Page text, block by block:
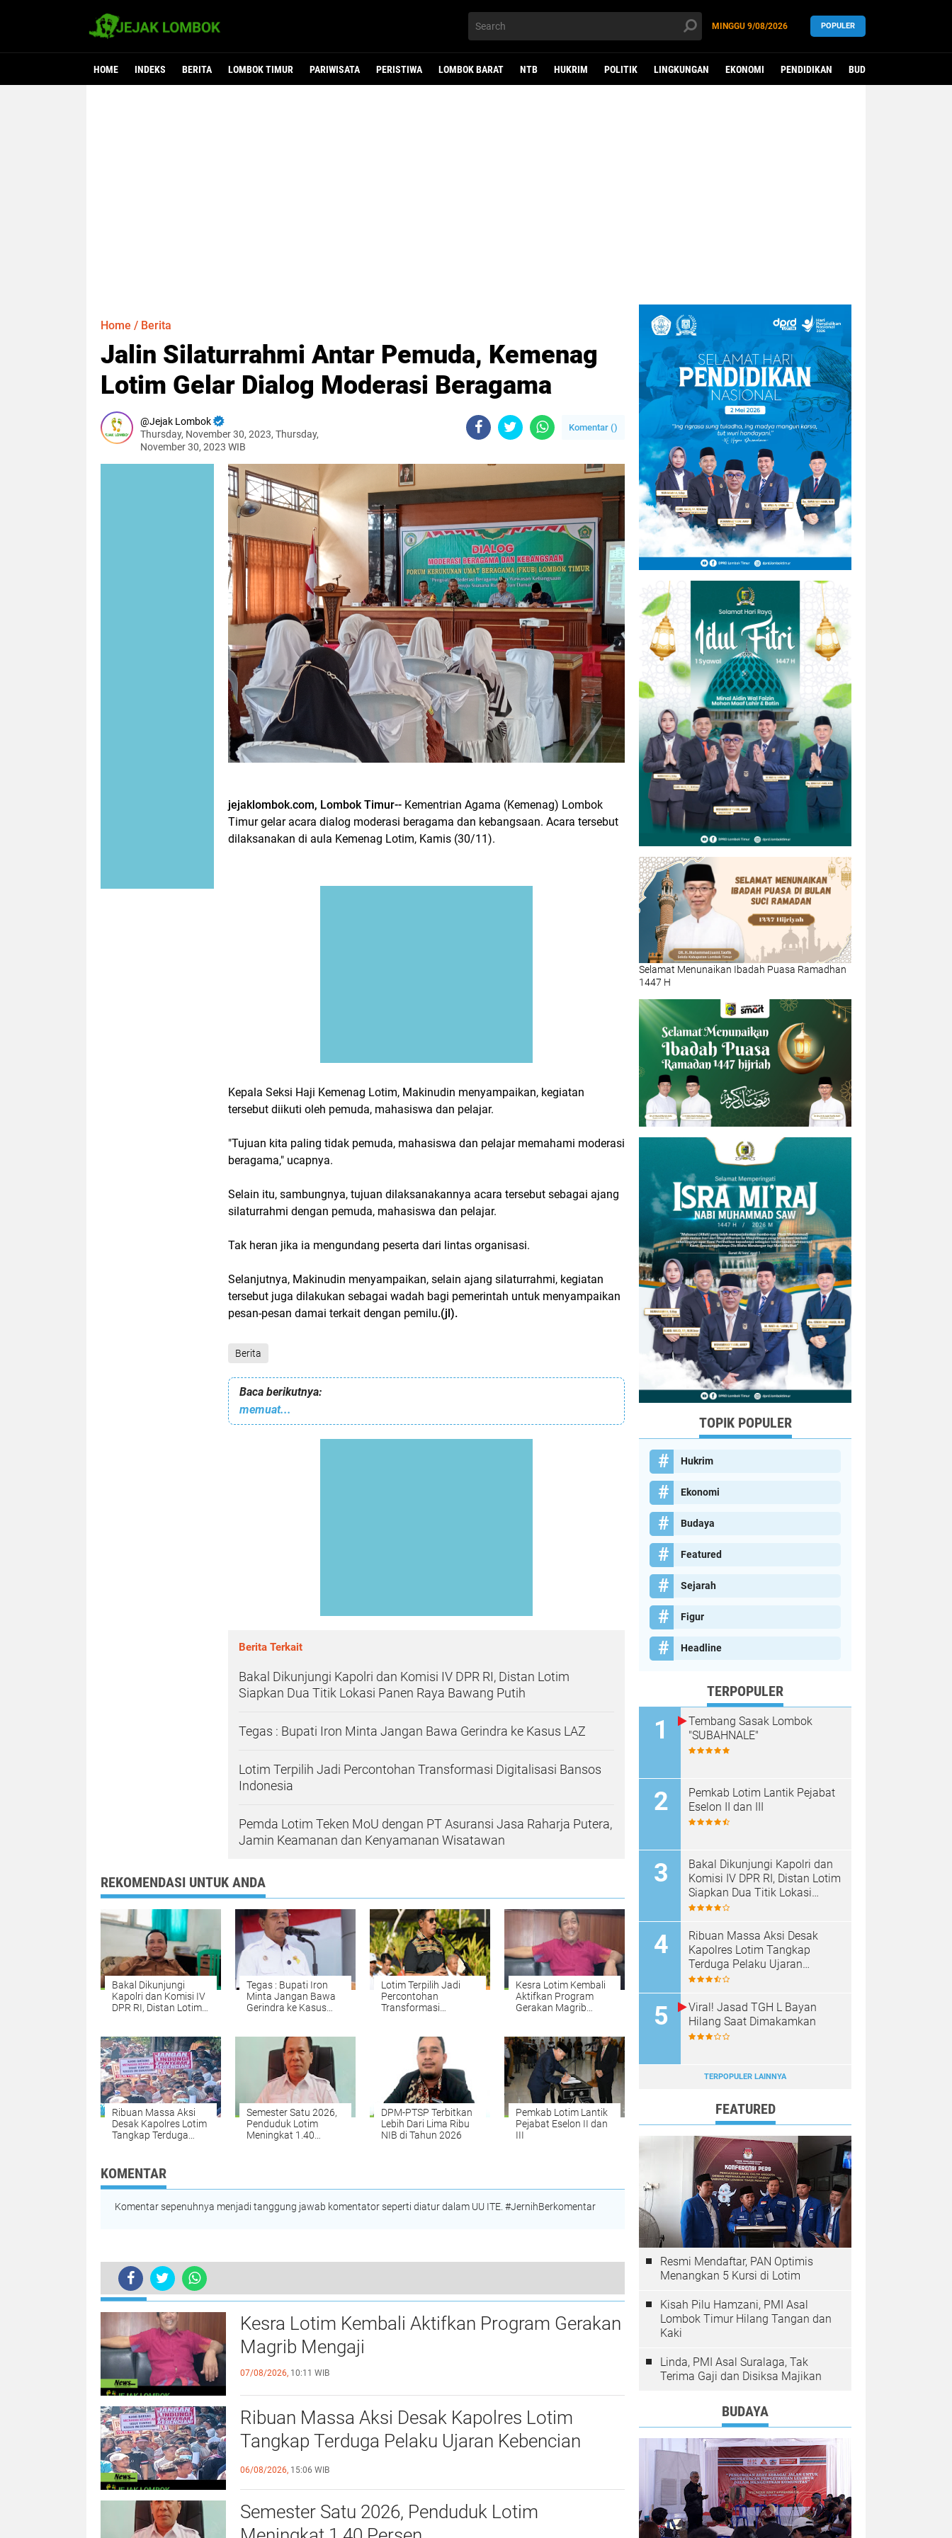
MINGGU 9/08/2026 POPULER
HOME INDEKS BERITA LOMBOK TIMUR PARIWISATA PERISTIWA LOMBOK BARAT NTB HUKRIM POLITIK LINGKUNGAN EKONOMI PENDIDIKAN BUDAYA
Home / Berita
Jalin Silaturrahmi Antar Pemuda, Kemenag
Lotim Gelar Dialog Moderasi Beragama
Jejak Lombok
Thursday, November 30, 2023, Thursday,
November 30, 2023 WIB
Komentar ()
jejaklombok.com, Lombok Timur-- Kementrian Agama (Kemenag) Lombok
Timur gelar acara dialog moderasi beragama dan kebangsaan. Acara tersebut
dilaksanakan di aula Kemenag Lotim, Kamis (30/11).
Kepala Seksi Haji Kemenag Lotim, Makinudin menyampaikan, kegiatan
tersebut diikuti oleh pemuda, mahasiswa dan pelajar.
"Tujuan kita paling tidak pemuda, mahasiswa dan pelajar memahami moderasi
beragama," ucapnya.
Selain itu, sambungnya, tujuan dilaksanakannya acara tersebut sebagai ajang
silaturrahmi dengan pemuda, mahasiswa dan pelajar.
Tak heran jika ia mengundang peserta dari lintas organisasi.
Selanjutnya, Makinudin menyampaikan, selain ajang silaturrahmi, kegiatan
tersebut juga dilakukan sebagai wadah bagi pemerintah untuk menyampaikan
pesan-pesan damai terkait dengan pemilu.(jl).
Berita
Baca berikutnya:
memuat...
Berita Terkait
Bakal Dikunjungi Kapolri dan Komisi IV DPR RI, Distan Lotim
Siapkan Dua Titik Lokasi Panen Raya Bawang Putih
Tegas : Bupati Iron Minta Jangan Bawa Gerindra ke Kasus LAZ
Lotim Terpilih Jadi Percontohan Transformasi Digitalisasi Bansos
Indonesia
Pemda Lotim Teken MoU dengan PT Asuransi Jasa Raharja Putera,
Jamin Keamanan dan Kenyamanan Wisatawan
REKOMENDASI UNTUK ANDA
Bakal Dikunjungi
Kapolri dan Komisi IV
DPR RI, Distan Lotim
Bawang Putih
Tegas : Bupati Iron
Minta Jangan Bawa
Gerindra ke Kasus
Lotim Terpilih Jadi
Percontohan
Transformasi
Kesra Lotim Kembali
Aktifkan Program
Gerakan Magrib
Ribuan Massa Aksi
Desak Kapolres Lotim
Tangkap Terduga
Bupati di Medsos
Semester Satu 2026,
Penduduk Lotim
Meningkat 1.40
DPM-PTSP Terbitkan
Lebih Dari Lima Ribu
NIB di Tahun 2026
Pemkab Lotim Lantik
Pejabat Eselon II dan
III
KOMENTAR
Komentar sepenuhnya menjadi tanggung jawab komentator seperti diatur dalam UU ITE. #JernihBerkomentar
Jalin Silaturrahmi Antar Pemuda, Kemenag Lotim Gelar Dialog Moderasi Beragama
TERKINI
Kesra Lotim Kembali Aktifkan Program Gerakan
Magrib Mengaji
07/08/2026, 10:11 WIB
Ribuan Massa Aksi Desak Kapolres Lotim
Tangkap Terduga Pelaku Ujaran Kebencian
Terhadap Bupati di Medsos
06/08/2026, 15:06 WIB
Semester Satu 2026, Penduduk Lotim
Selamat Menunaikan Ibadah Puasa Ramadhan
1447 H
TOPIK POPULER
Hukrim
Ekonomi
Budaya
Featured
Sejarah
Figur
Headline
TERPOPULER
Tembang Sasak Lombok
"SUBAHNALE"
Pemkab Lotim Lantik Pejabat
Eselon II dan III
Bakal Dikunjungi Kapolri dan
Komisi IV DPR RI, Distan Lotim
Siapkan Dua Titik Lokasi
Panen Raya Bawang Putih
Ribuan Massa Aksi Desak
Kapolres Lotim Tangkap
Terduga Pelaku Ujaran
Kebencian Terhadap Bupati di
Viral! Jasad TGH L Bayan
Hilang Saat Dimakamkan
TERPOPULER LAINNYA
FEATURED
Resmi Mendaftar, PAN Optimis
Menangkan 5 Kursi di Lotim
Kisah Pilu Hamzani, PMI Asal
Lombok Timur Hilang Tangan dan
Kaki
Linda, PMI Asal Suralaga, Tak
Terima Gaji dan Disiksa Majikan
BUDAYA